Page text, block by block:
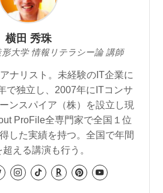
横田 秀珠
大学 情報リテラシー論 講師
ナリスト。未経験のIT企業に
で独立し、2007年にITコンサ
ンスパイア（株）を設立し現
ProFile全専門家で全国１位
した実績を持つ。全国で年間
える講演も行う。